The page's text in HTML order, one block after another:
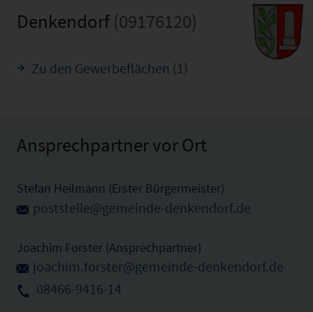
Denkendorf (09176120)
Zu den Gewerbeflächen (1)
Ansprechpartner vor Ort
Stefan Heilmann (Erster Bürgermeister)
poststelle@gemeinde-denkendorf.de
Joachim Forster (Ansprechpartner)
joachim.forster@gemeinde-denkendorf.de
08466-9416-14